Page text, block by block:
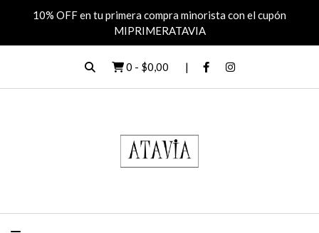
10% OFF en tu primera compra minorista con el cupón
MIPRIMERATAVIA
0 - $0,00